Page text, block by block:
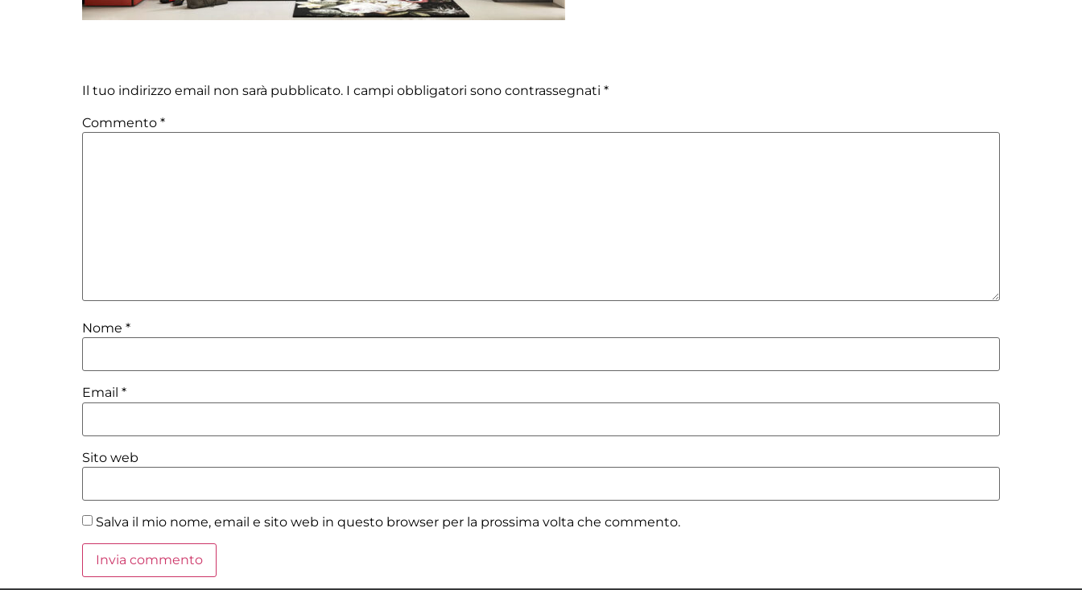
Il tuo indirizzo email non sarà pubblicato. I campi obbligatori sono contrassegnati *
Commento *
Nome *
Email *
Sito web
Salva il mio nome, email e sito web in questo browser per la prossima volta che commento.